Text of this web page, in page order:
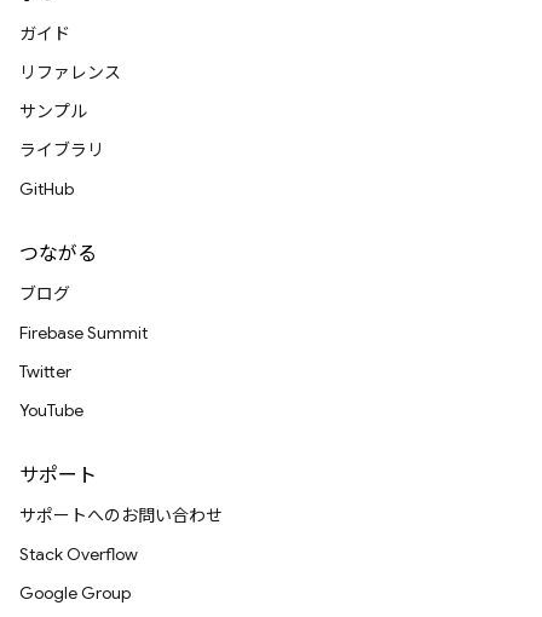
ガイド
リファレンス
サンプル
ライブラリ
GitHub
つながる
ブログ
Firebase Summit
Twitter
YouTube
サポート
サポートへのお問い合わせ
Stack Overflow
Google Group